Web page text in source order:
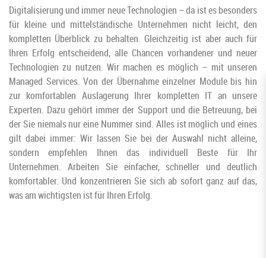
Digitalisierung und immer neue Technologien – da ist es besonders
für kleine und mittelständische Unternehmen nicht leicht, den
kompletten Überblick zu behalten. Gleichzeitig ist aber auch für
Ihren Erfolg entscheidend, alle Chancen vorhandener und neuer
Technologien zu nutzen. Wir machen es möglich – mit unseren
Managed Services. Von der Übernahme einzelner Module bis hin
zur komfortablen Auslagerung Ihrer kompletten IT an unsere
Experten. Dazu gehört immer der Support und die Betreuung, bei
der Sie niemals nur eine Nummer sind. Alles ist möglich und eines
gilt dabei immer: Wir lassen Sie bei der Auswahl nicht alleine,
sondern empfehlen Ihnen das individuell Beste für Ihr
Unternehmen. Arbeiten Sie einfacher, schneller und deutlich
komfortabler. Und konzentrieren Sie sich ab sofort ganz auf das,
was am wichtigsten ist für Ihren Erfolg.